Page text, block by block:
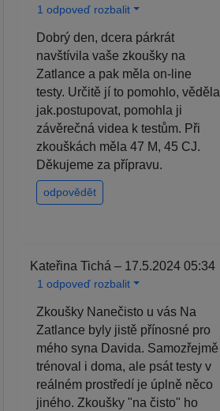
1 odpoveď rozbalit
Dobrý den, dcera párkrát
navštívila vaše zkoušky na
Zatlance a pak měla on-line
testy. Určitě jí to pomohlo, věděla
jak.postupovat, pomohla ji
závěrečná videa k testům. Při
zkouškách měla 47 M, 45 CJ.
Děkujeme za přípravu.
odpovědět
Kateřina Tichá – 17.5.2024 05:34
1 odpoveď rozbalit
Zkoušky Nanečisto u vás Na
Zatlance byly jistě přínosné pro
mého syna Davida. Samozřejmě
trénoval i doma, ale psát testy v
reálném prostředí je úplně něco
jiného. Zkoušky "na čisto" ho